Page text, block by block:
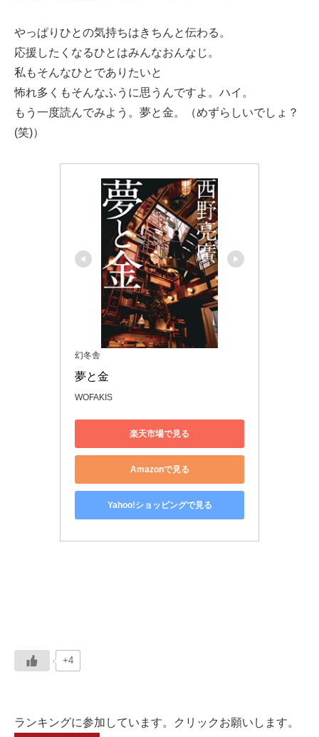
やっぱりひとの気持ちはきちんと伝わる。
応援したくなるひとはみんなおんなじ。
私もそんなひとでありたいと
怖れ多くもそんなふうに思うんですよ。ハイ。
もう一度読んでみよう。夢と金。（めずらしいでしょ？
(笑)）
幻冬舎
夢と金
WOFAKIS
楽天市場で見る
Amazonで見る
Yahoo!ショッピングで見る
+4
ランキングに参加しています。クリックお願いします。